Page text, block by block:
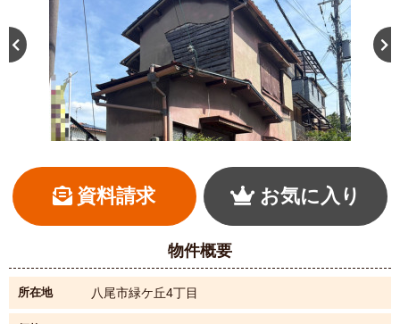
資料請求 お気に入り
物件概要
所在地 八尾市緑ケ丘4丁目